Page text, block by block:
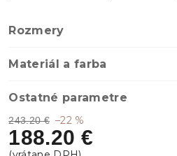
243.20 € –22 %
188.20 €
Rozmery
Materiál a farba
Ostatné parametre